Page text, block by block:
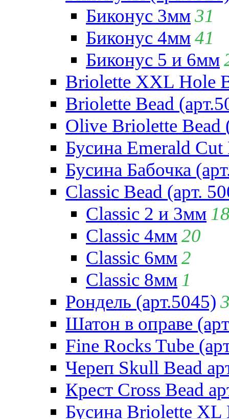
Биконус 3мм31
Биконус 4мм41
Биконус 5 и 6мм
Briolette XXL Hole
Briolette Bead
Olive Briolette Bead
Бусина Emerald Cut
Бусина Бабочка
Classic Bead (арт.
Classic 2 и 3мм
Classic 4мм20
Classic 6мм2
Classic 8мм 1
Рондель (арт.5045)
Шатон в оправе
Fine Rocks Tube
Череп Skull Bead
Крест Cross Bead
Бусина Briolette XL